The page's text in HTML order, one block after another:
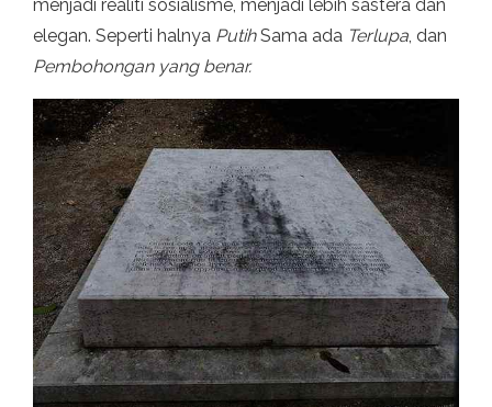
menjadi realiti sosialisme, menjadi lebih sastera dan
elegan. Seperti halnya PutihSama ada Terlupa, dan
Pembohongan yang benar.